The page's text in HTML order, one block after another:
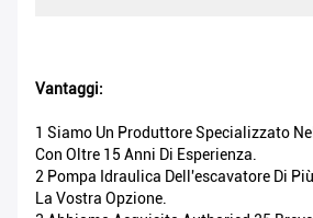
Vantaggi:
1 Siamo Un Produttore Specializzato
Con Oltre 15 Anni Di Esperienza.
2 Pompa Idraulica Dell'escavatore Di
La Vostra Opzione.